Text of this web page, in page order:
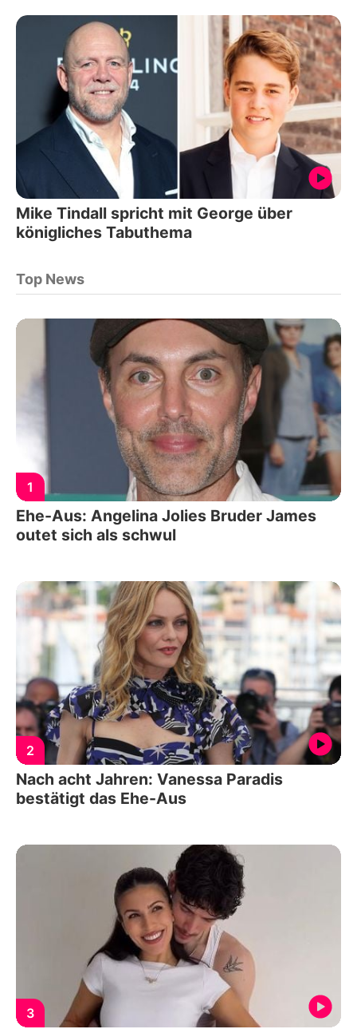
Mike Tindall spricht mit George über
königliches Tabuthema
Top News
1
Ehe-Aus: Angelina Jolies Bruder James
outet sich als schwul
2
Nach acht Jahren: Vanessa Paradis
bestätigt das Ehe-Aus
3